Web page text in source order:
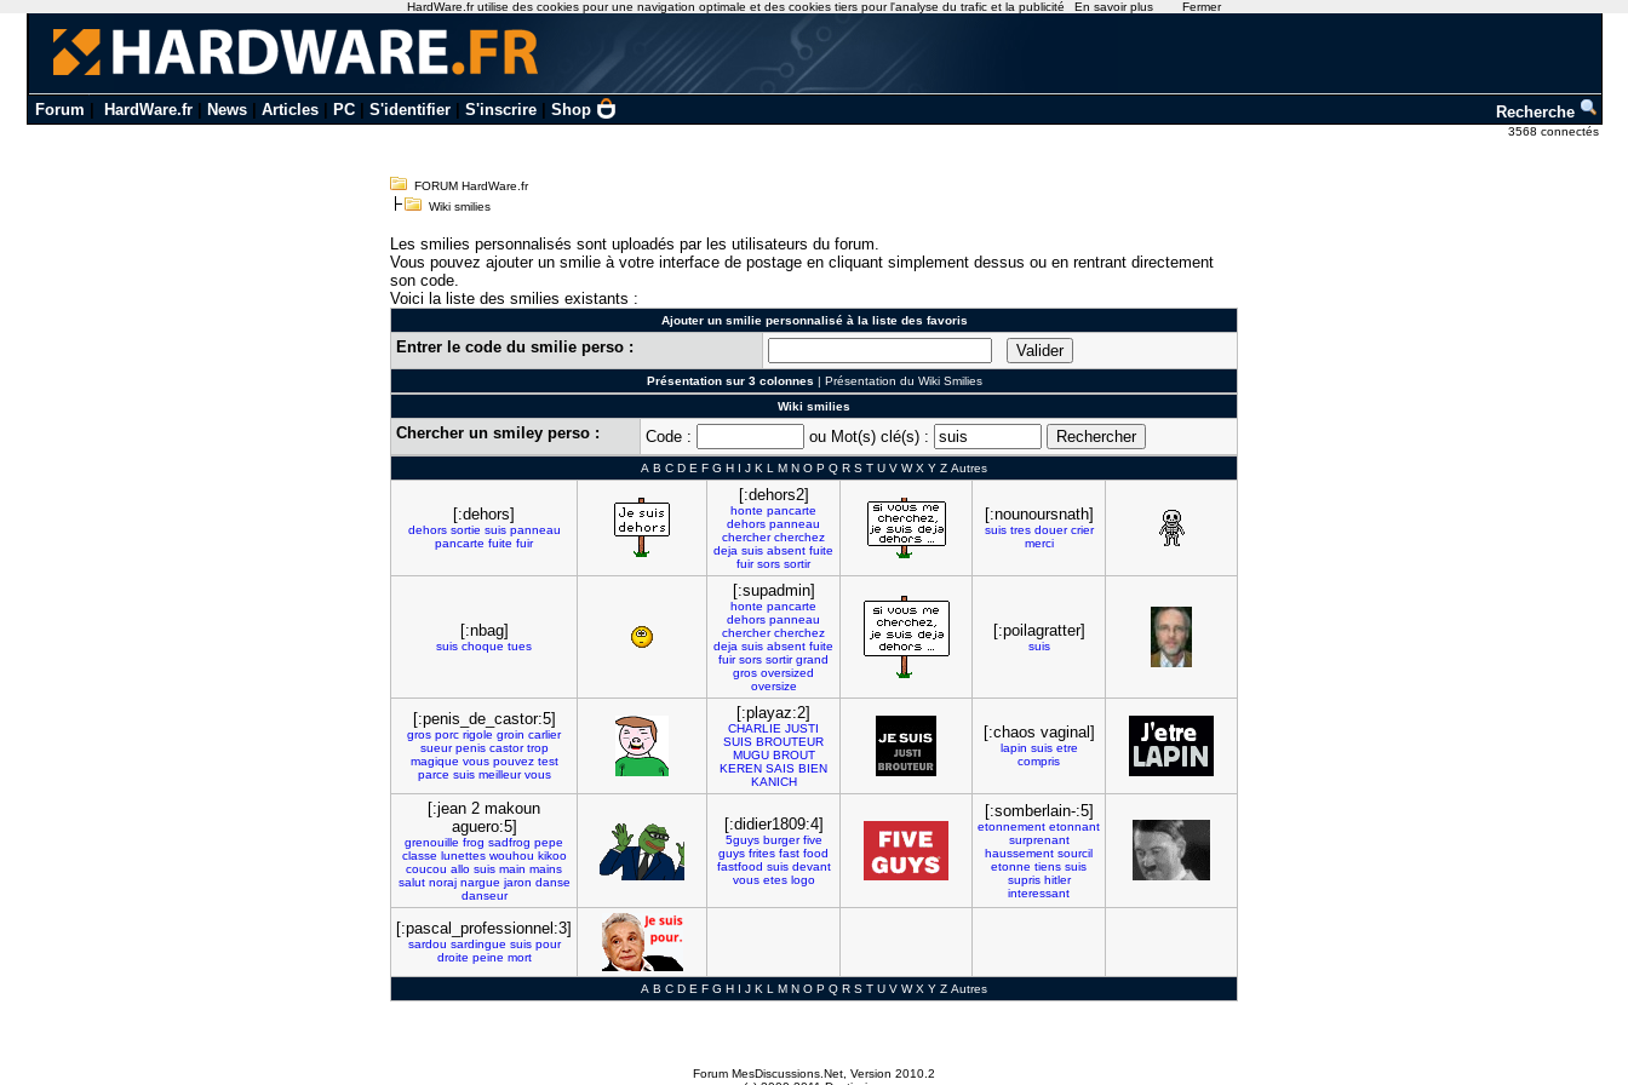
Forum HardWare.fr| News| Articles| PC| S'identifier| S'inscrire| Shop Recherche
3568 connectés
FORUM HardWare.fr
Wiki smilies
Les smilies personnalisés sont uploadés par les utilisateurs du forum.
Vous pouvez ajouter un smilie à votre interface de postage en cliquant simplement dessus ou en rentrant directement
son code.
Voici la liste des smilies existants :
Ajouter un smilie personnalisé à la liste des favoris
Entrer le code du smilie perso :
Présentation sur 3 colonnes | Présentation du Wiki Smilies
Wiki smilies
Chercher un smiley perso : Code : ou Mot(s) clé(s) :
A B C D E F G H I J K L M N O P Q R S T U V W X Y Z Autres
[:dehors]
dehors sortie suis panneau
pancarte fuite fuir
[:dehors2]
honte pancarte
dehors panneau
chercher cherchez
deja suis absent fuite
fuir sors sortir
[:nounoursnath]
suis tres douer crier
merci
[:nbag]
suis choque tues
[:supadmin]
honte pancarte
dehors panneau
chercher cherchez
deja suis absent fuite
fuir sors sortir grand
gros oversized
oversize
[:poilagratter]
suis
[:penis_de_castor:5]
gros porc rigole groin carlier
sueur penis castor trop
magique vous pouvez test
parce suis meilleur vous
[:playaz:2]
CHARLIE JUSTI
SUIS BROUTEUR
MUGU BROUT
KEREN SAIS BIEN
KANICH
[:chaos vaginal]
lapin suis etre
compris
[:jean 2 makoun
aguero:5]
grenouille frog sadfrog pepe
classe lunettes wouhou kikoo
coucou allo suis main mains
salut noraj nargue jaron danse
danseur
[:didier1809:4]
5guys burger five
guys frites fast food
fastfood suis devant
vous etes logo
[:somberlain-:5]
etonnement etonnant
surprenant
haussement sourcil
etonne tiens suis
supris hitler
interessant
[:pascal_professionnel:3]
sardou sardingue suis pour
droite peine mort
A B C D E F G H I J K L M N O P Q R S T U V W X Y Z Autres
Forum MesDiscussions.Net , Version 2010.2
HardWare.fr utilise des cookies pour une navigation optimale et des cookies tiers pour l'analyse du trafic et la publicité En savoir plus Fermer